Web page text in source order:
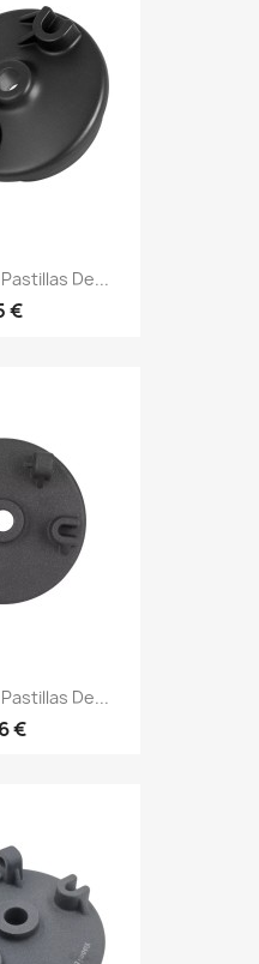
De...
€
De...
€